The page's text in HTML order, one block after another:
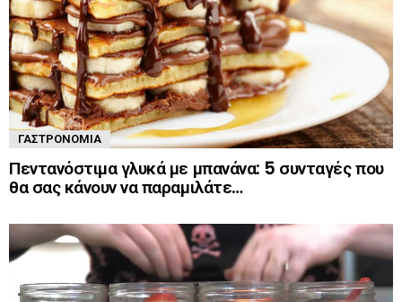
ΓΑΣΤΡΟΝΟΜΊΑ
Πεντανόστιμα γλυκά με μπανάνα: 5 συνταγές που
θα σας κάνουν να παραμιλάτε…